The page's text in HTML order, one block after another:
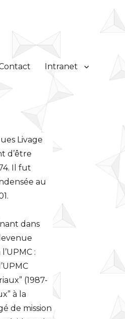
Intranet
Livage
d’être
Il fut
au
dans
:
(1987-
à la
de mission